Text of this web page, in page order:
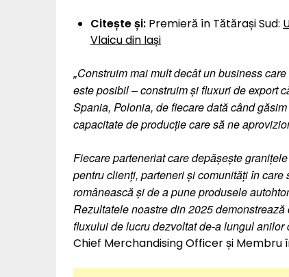
Citește și: Premieră în Tătărași Sud:
Vlaicu din Iași
„Construim mai mult decât un business
este posibil – construim și fluxuri de export
Spania, Polonia, de fiecare dată când
capacitate de producție care să ne
Fiecare parteneriat care depășește
pentru clienți, parteneri și comunități în
românească și de a pune produsele
Rezultatele noastre din 2025
fluxului de lucru dezvoltat de-a lungul anilor
Chief Merchandising Officer și Membru